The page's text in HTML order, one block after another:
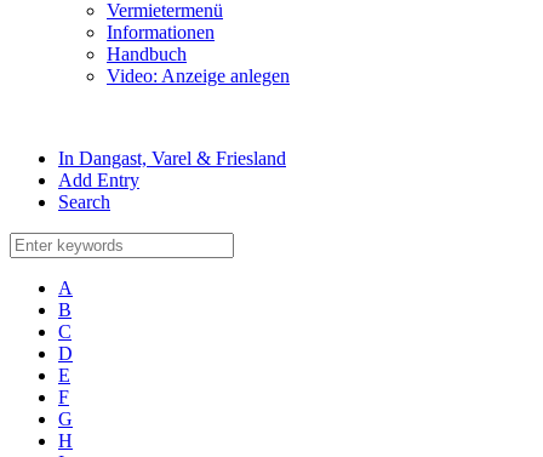
Vermietermenü
Informationen
Handbuch
Video: Anzeige anlegen
In Dangast, Varel & Friesland
Add Entry
Search
A
B
C
D
E
F
G
H